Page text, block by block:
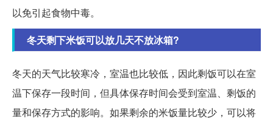
以免引起食物中毒。
冬天剩下米饭可以放几天不放冰箱?
冬天的天气比较寒冷，室温也比较低，因此剩饭可以在室
温下保存一段时间，但具体保存时间会受到室温、剩饭的
量和保存方式的影响。如果剩余的米饭量比较少，可以将